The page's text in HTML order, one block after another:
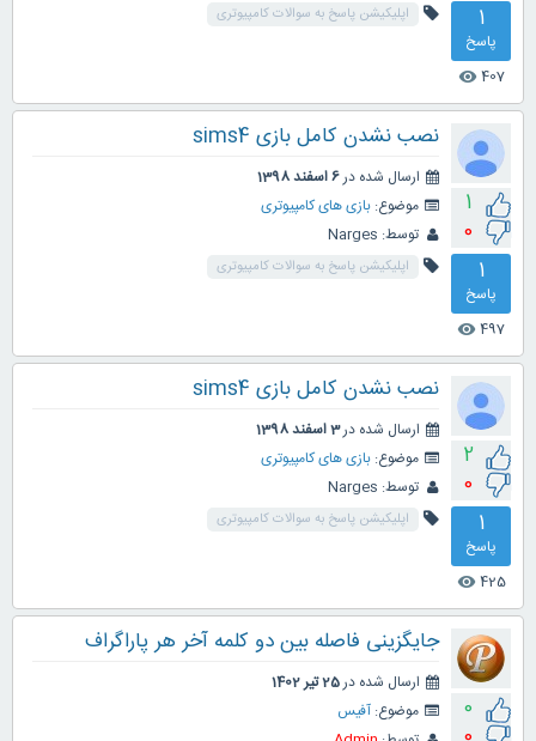
1
پاسخ
407
visibility
اپلیکیشن پاسخ به سوالات کامپیوتری
1
0
1
پاسخ
497
visibility
نصب نشدن کامل بازی sims4
ارسال شده در6 اسفند 1398
موضوع: بازی های کامپیوتری
توسط: Narges
اپلیکیشن پاسخ به سوالات کامپیوتری
2
0
1
پاسخ
425
visibility
نصب نشدن کامل بازی sims4
ارسال شده در3 اسفند 1398
موضوع: بازی های کامپیوتری
توسط: Narges
اپلیکیشن پاسخ به سوالات کامپیوتری
0
جایگزینی فاصله بین دو کلمه آخر هر پاراگراف
ارسال شده در25 تیر 1402
موضوع: آفیس